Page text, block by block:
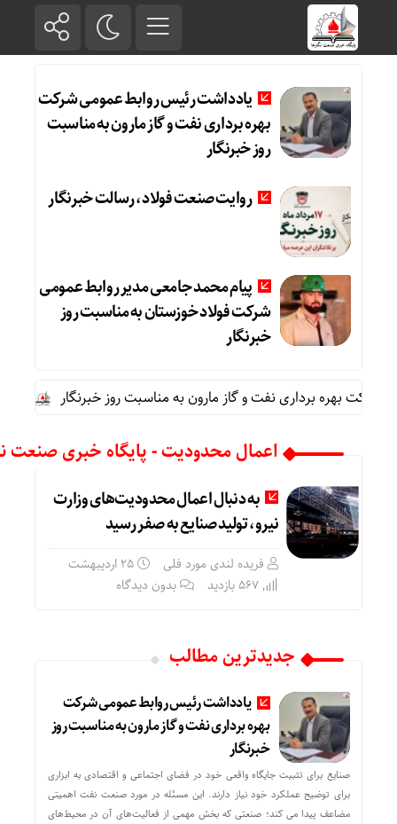
یادداشت رئیس روابط عمومی شرکت
بهره برداری نفت و گاز مارون به مناسبت
روز خبرنگار
روایت صنعت فولاد،‌ رسالت خبرنگار
پیام محمد جامعی مدیر روابط عمومی
شرکت فولاد خوزستان به مناسبت روز
خبرنگار
بهره برداری نفت و گاز مارون به مناسبت روز خبرنگار
اعمال محدودیت - پایگاه خبری صنعت
به دنبال اعمال محدودیت‌های وزارت
نیرو، تولید صنایع به صفر رسید
فریده لندی مورد فلی
۲۵ اردیبهشت
بدون دیدگاه
جدیدترین مطالب
یادداشت رئیس روابط عمومی شرکت
بهره برداری نفت و گاز مارون به مناسبت روز
خبرنگار
صنایع برای تثبیت جایگاه واقعی خود در فضای اجتماعی و اقتصادی به ابزاری
برای توضیح عملکرد خود نیاز دارند. این مسئله در مورد صنعت نفت اهمیتی
مضاعف پیدا می کند؛ صنعتی که بخش مهمی از فعالیت‌های آن در محیط‌های